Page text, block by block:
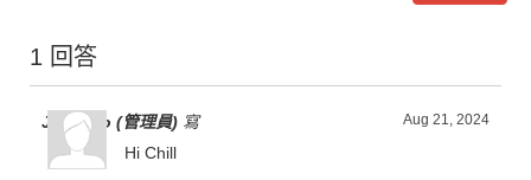
1 回答
Aug 21, 2024
Jen Liao (管理員) 寫
Hi Chill